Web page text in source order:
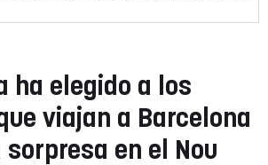
ha elegido a los
viajan a Barcelona
en el Nou